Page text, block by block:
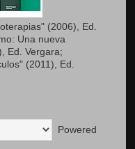
(2006), Ed.
Una nueva
Ed. Vergara;
(2011), Ed.
Powered